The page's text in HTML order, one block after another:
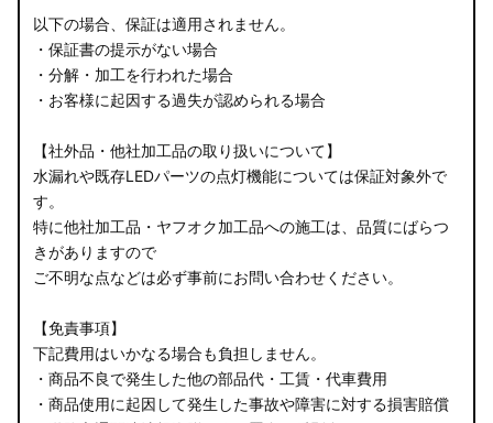
以下の場合、保証は適用されません。
・保証書の提示がない場合
・分解・加工を行われた場合
・お客様に起因する過失が認められる場合
【社外品・他社加工品の取り扱いについて】
水漏れや既存LEDパーツの点灯機能については保証対象外で
す。
特に他社加工品・ヤフオク加工品への施工は、品質にばらつ
きがありますので
ご不明な点などは必ず事前にお問い合わせください。
【免責事項】
下記費用はいかなる場合も負担しません。
・商品不良で発生した他の部品代・工賃・代車費用
・商品使用に起因して発生した事故や障害に対する損害賠償